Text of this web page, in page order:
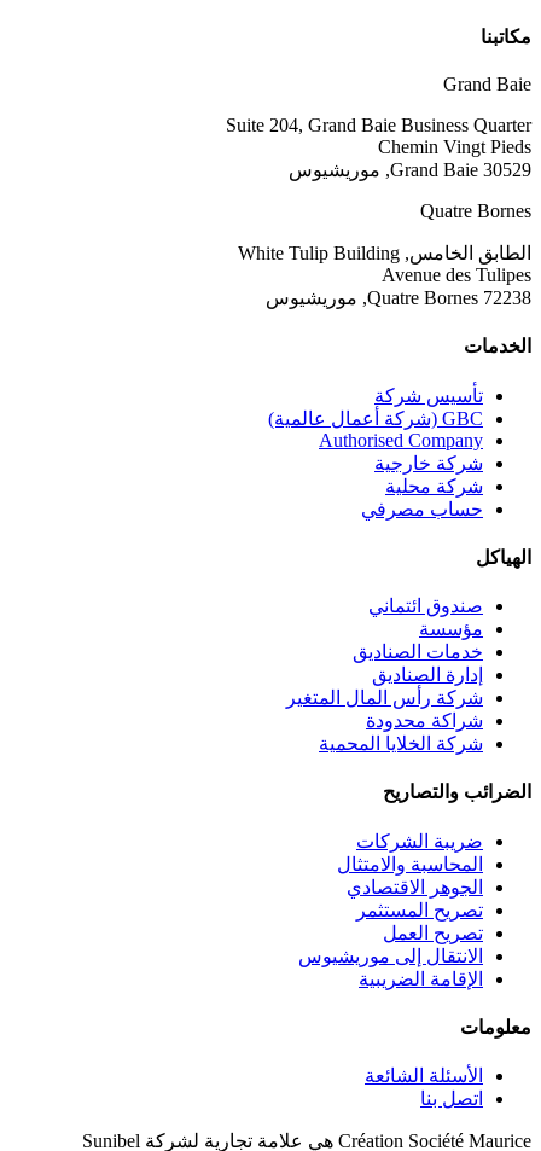
مكاتبنا
Grand Baie
Suite 204, Grand Baie Business Quarter
Chemin Vingt Pieds
Grand Baie 30529, موريشيوس
Quatre Bornes
الطابق الخامس, White Tulip Building
Avenue des Tulipes
Quatre Bornes 72238, موريشيوس
الخدمات
تأسيس شركة
GBC (شركة أعمال عالمية)
Authorised Company
شركة خارجية
شركة محلية
حساب مصرفي
الهياكل
صندوق ائتماني
مؤسسة
خدمات الصناديق
إدارة الصناديق
شركة رأس المال المتغير
شراكة محدودة
شركة الخلايا المحمية
الضرائب والتصاريح
ضريبة الشركات
المحاسبة والامتثال
الجوهر الاقتصادي
تصريح المستثمر
تصريح العمل
الانتقال إلى موريشيوس
الإقامة الضريبية
معلومات
الأسئلة الشائعة
اتصل بنا
Création Société Maurice هي علامة تجارية لشركة Sunibel